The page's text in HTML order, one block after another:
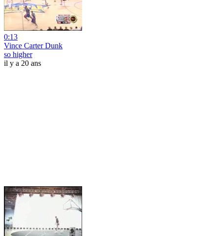
0:13
Vince Carter Dunk
so higher
il y a 20 ans